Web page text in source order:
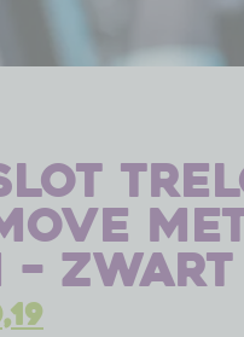
– zwart